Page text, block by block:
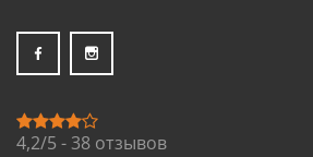
4,2/5 - 38 отзывов